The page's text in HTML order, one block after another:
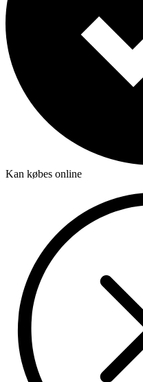
Kan købes online